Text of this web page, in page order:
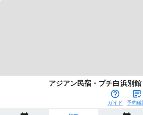
アジアン民宿・プチ白浜別
予約確
ガイド